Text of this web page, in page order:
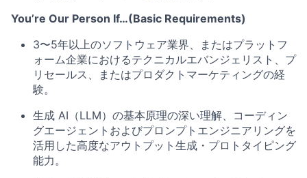
You’re Our Person If…(Basic Requirements)
3〜5年以上のソフトウェア業界、またはプラットフ
ォーム企業におけるテクニカルエバンジェリスト、プ
リセールス、またはプロダクトマーケティングの経
験。
生成 AI（LLM）の基本原理の深い理解、コーディン
グエージェントおよびプロンプトエンジニアリングを
活用した高度なアウトプット生成・プロトタイピング
能力。